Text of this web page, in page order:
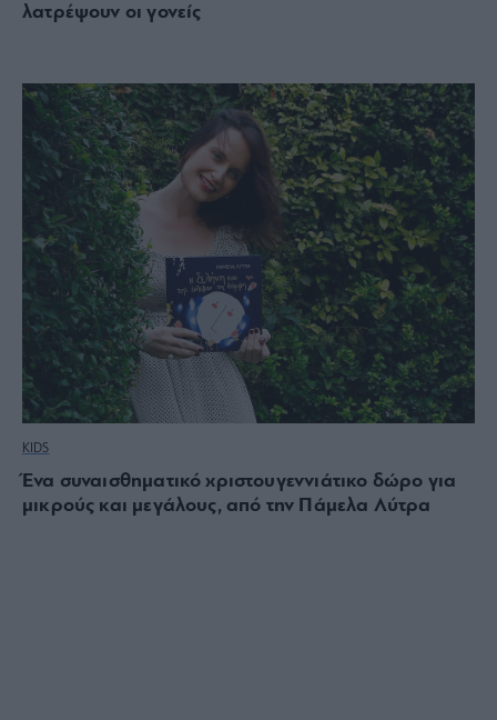
λατρέψουν οι γονείς
KIDS
Ένα συναισθηματικό χριστουγεννιάτικο δώρο για
μικρούς και μεγάλους, από την Πάμελα Λύτρα